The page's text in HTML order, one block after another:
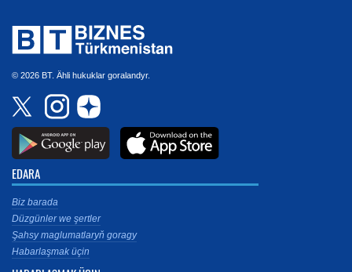
© 2026 BT. Ähli hukuklar goralandyr.
EDARA
Biz barada
Düzgünler we şertler
Şahsy maglumatlaryň goragy
Habarlaşmak üçin